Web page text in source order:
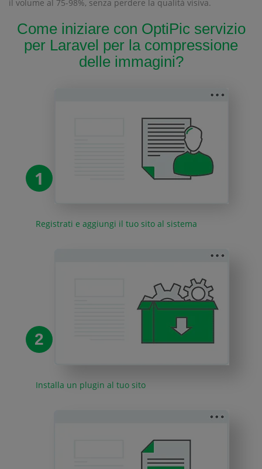
il volume al 75-98%, senza perdere la qualità visiva.
Come iniziare con OptiPic servizio
per Laravel per la compressione
delle immagini?
1
Registrati e aggiungi il tuo sito al sistema
2
Installa un plugin al tuo sito